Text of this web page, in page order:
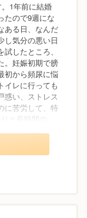
1年前に結婚
たので9週にな
ある日、なんだ
し気分の悪い日
したところ、
。妊娠初期で膀
初から頻尿に悩
イレに行っても
惑い、ストレス
に苦労して、特
と長時間の...